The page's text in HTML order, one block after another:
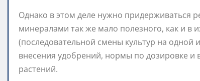
Однако в этом деле нужно придерживаться
минералами так же мало полезного, как и в
(последовательной смены культур на
внесения удобрений, нормы по дозировке и
растений.